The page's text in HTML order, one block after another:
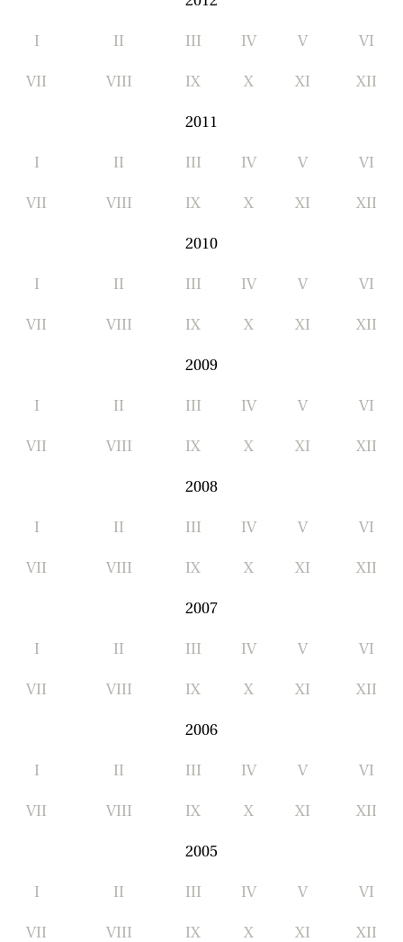
I II III IV V VI
VII VIII IX X XI XII
2011
I II III IV V VI
VII VIII IX X XI XII
2010
I II III IV V VI
VII VIII IX X XI XII
2009
I II III IV V VI
VII VIII IX X XI XII
2008
I II III IV V VI
VII VIII IX X XI XII
2007
I II III IV V VI
VII VIII IX X XI XII
2006
I II III IV V VI
VII VIII IX X XI XII
2005
I II III IV V VI
VII VIII IX X XI XII